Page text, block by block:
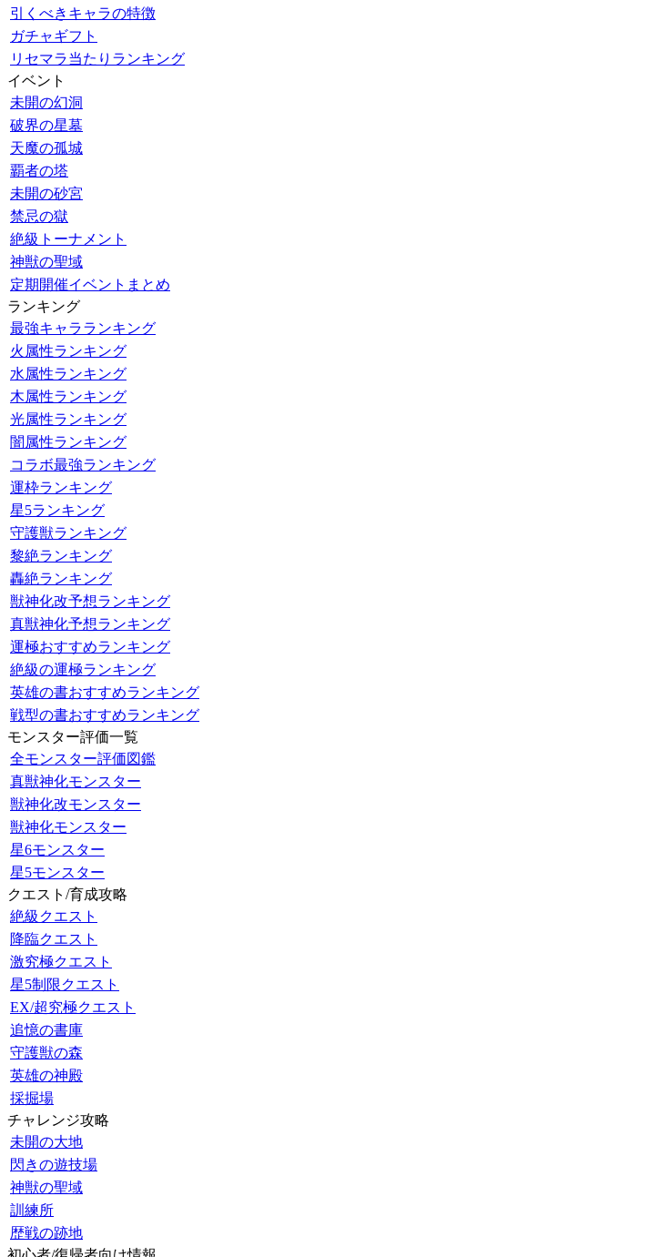
引くべきキャラの特徴
ガチャギフト
リセマラ当たりランキング
イベント
未開の幻洞
破界の星墓
天魔の孤城
覇者の塔
未開の砂宮
禁忌の獄
絶級トーナメント
神獣の聖域
定期開催イベントまとめ
ランキング
最強キャラランキング
火属性ランキング
水属性ランキング
木属性ランキング
光属性ランキング
闇属性ランキング
コラボ最強ランキング
運枠ランキング
星5ランキング
守護獣ランキング
黎絶ランキング
轟絶ランキング
獣神化改予想ランキング
真獣神化予想ランキング
運極おすすめランキング
絶級の運極ランキング
英雄の書おすすめランキング
戦型の書おすすめランキング
モンスター評価一覧
全モンスター評価図鑑
真獣神化モンスター
獣神化改モンスター
獣神化モンスター
星6モンスター
星5モンスター
クエスト/育成攻略
絶級クエスト
降臨クエスト
激究極クエスト
星5制限クエスト
EX/超究極クエスト
追憶の書庫
守護獣の森
英雄の神殿
採掘場
チャレンジ攻略
未開の大地
閃きの遊技場
神獣の聖域
訓練所
歴戦の跡地